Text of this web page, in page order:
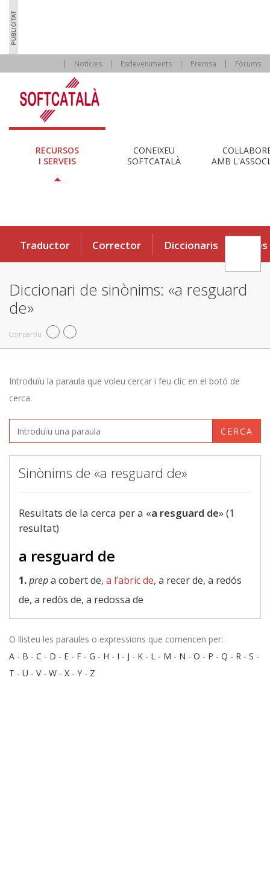
Notícies Esdeveniments Premsa Fòrums
RECURSOS
I SERVEIS
CONEIXEU
SOFTCATALÀ
AMB
Traductor Corrector Diccionaris Eines
Diccionari de sinònims: «a resguard
de»
Compartiu
Introduïu la paraula que voleu cercar i feu clic en el botó de
cerca.
CERCA
Sinònims de «a resguard de»
Resultats de la cerca per a «a resguard de» (1
resultat)
a resguard de
1.prepa cobert de, a l’abric de, a recer de, a redós
de, a redòs de, a redossa de
O llisteu les paraules o expressions que comencen per:
A - B - C - D - E - F - G - H - I - J - K - L - M - N - O - P - Q - R - S -
T - U - V- W - X - Y - Z